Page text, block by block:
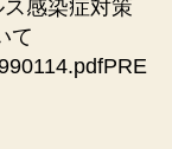
ス感染症対策
て